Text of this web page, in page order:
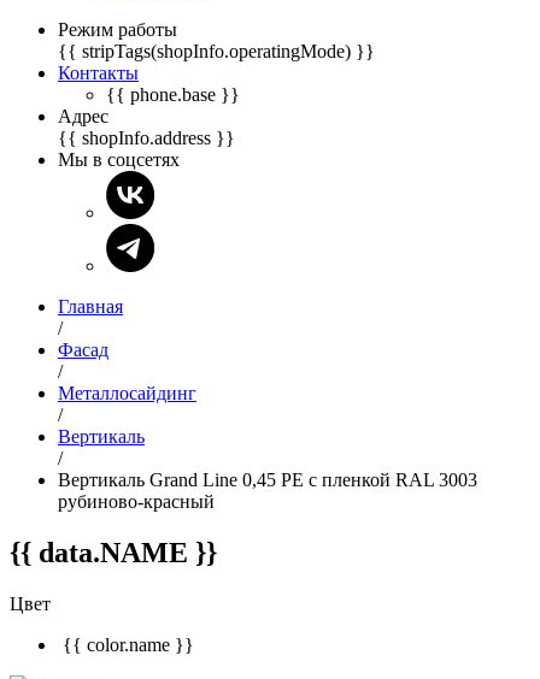
Режим работы
{{ stripTags(shopInfo.operatingMode) }}
Контакты
{{ phone.base }}
Адрес
{{ shopInfo.address }}
Мы в соцсетях
Главная
/
Фасад
/
Металлосайдинг
/
Вертикаль
/
Вертикаль Grand Line 0,45 PE с пленкой RAL 3003
рубиново-красный
{{ data.NAME }}
Цвет
{{ color.name }}